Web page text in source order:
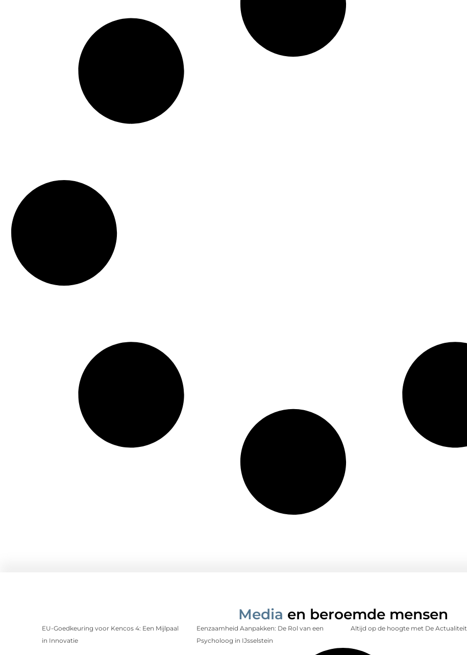
Media en beroemde mensen
EU-Goedkeuring voor Kencos 4: Een Mijlpaal
in Innovatie
Eenzaamheid Aanpakken: De Rol van een
Psycholoog in IJsselstein
Altijd op de hoogte met De Actualiteit